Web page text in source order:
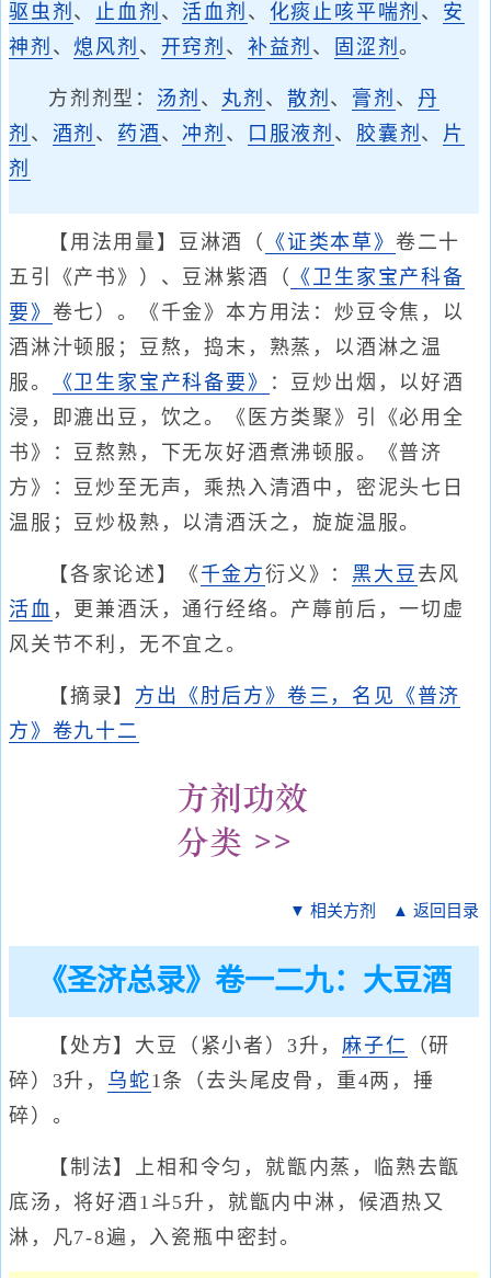
驱虫剂 、 止血剂 、 活血剂 、 化痰止咳平喘剂 、 安
神剂 、熄风剂 、 开窍剂 、 补益剂 、 固涩剂。
方剂剂型： 汤剂 、 丸剂 、 散剂 、 膏剂 、 丹
剂 、 酒剂 、 药酒 、 冲剂 、 口服液剂 、 胶囊剂 、 片
剂
【用法用量】豆淋酒（ 《证类本草》 卷二十
五引《产书》）、豆淋紫酒（ 《卫生家宝产科备
要》 卷七）。《千金》本方用法：炒豆令焦，以
酒淋汁顿服；豆熬，捣末，熟蒸，以酒淋之温
服。
《卫生家宝产科备要》
：豆炒出烟，以好酒
浸，即漉出豆，饮之。《医方类聚》引《必用全
书》：豆熬熟，下无灰好酒煮沸顿服。《普济
方》：豆炒至无声，乘热入清酒中，密泥头七日
温服；豆炒极熟，以清酒沃之，旋旋温服。
【各家论述】《 千金方衍义》： 黑大豆 去风
活血 ，更兼酒沃，通行经络。产蓐前后，一切虚
风关节不利，无不宜之。
【摘录】 方出《肘后方》卷三，名见《普济
方》卷九十二
▼ 相关方剂 ▲ 返回目录
《圣济总录》卷一二九：大豆酒
【处方】大豆（紧小者）3升，麻子仁 （研
碎）3升， 乌蛇1条（去头尾皮骨，重4两，捶
碎）。
【制法】上相和令匀，就甑内蒸，临熟去甑
底汤，将好酒1斗5升，就甑内中淋，候酒热又
淋，凡7-8遍，入瓷瓶中密封。